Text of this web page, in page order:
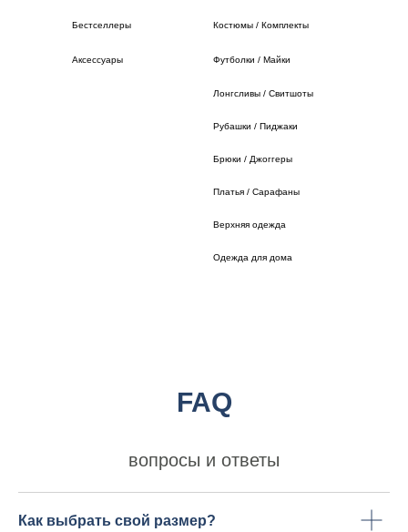
Платья / Сарафаны
Брюки / Джоггеры
Футболки / Майки
Костюмы / Комплекты
Одежда для дома
Бестселлеры
Верхняя одежда
Лонгсливы / Свитшоты
Аксессуары
Рубашки / Пиджаки
FAQ
вопросы и ответы
Как выбрать свой размер?